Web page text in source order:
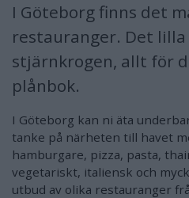
I Göteborg finns det
restauranger. Det
stjärnkrogen, allt för
plånbok.
I Göteborg kan ni äta
tanke på närheten till havet
hamburgare, pizza, pasta,
vegetariskt, italiensk och
utbud av olika restauranger